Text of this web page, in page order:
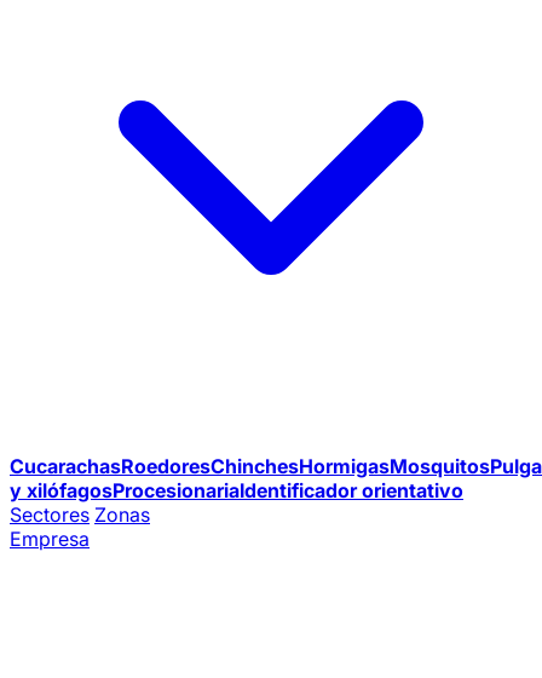
CucarachasRoedoresChinchesHormigasMosquitos
y xilófagosProcesionariaIdentificador orientativo
Sectores Zonas
Empresa